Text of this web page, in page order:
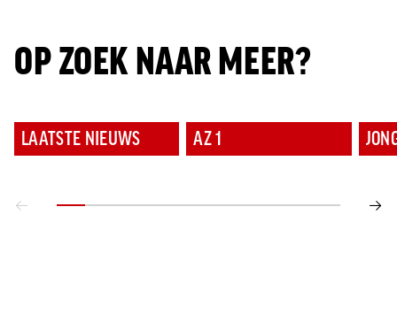
OP ZOEK NAAR MEER?
LAATSTE NIEUWS AZ 1